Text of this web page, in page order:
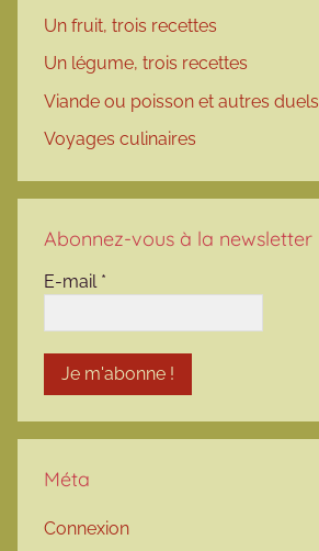
Un fruit, trois recettes
Un légume, trois recettes
Viande ou poisson et autres duels
Voyages culinaires
Abonnez-vous à la newsletter
E-mail *
Méta
Connexion